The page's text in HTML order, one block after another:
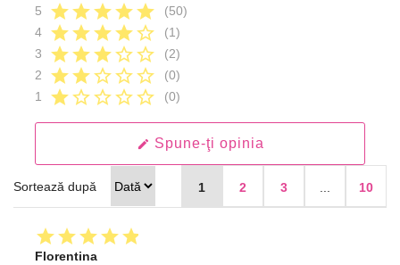
5 starstarstarstarstar
(50)
4
starstarstarstarstar_border
(1)
3
starstarstarstar_borderstar_border
(2)
2
starstarstar_borderstar_borderstar_border
(0)
1
starstar_borderstar_borderstar_borderstar_border (0)
edit Spune-ţi opinia
Sortează după 1 2 3 10
starstarstarstarstar
Florentina